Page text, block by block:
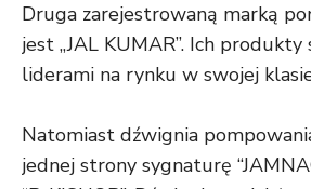
Druga zarejestrowaną marką
jest „JAL KUMAR”. Ich produkty
liderami na rynku w swojej
Natomiast dźwignia
jednej strony sygnaturę